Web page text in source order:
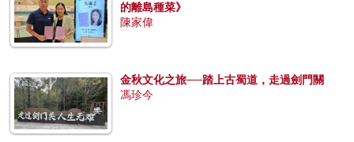
的離島種菜》
陳家偉
金秋文化之旅──踏上古蜀道，走過劍門關
馮珍今